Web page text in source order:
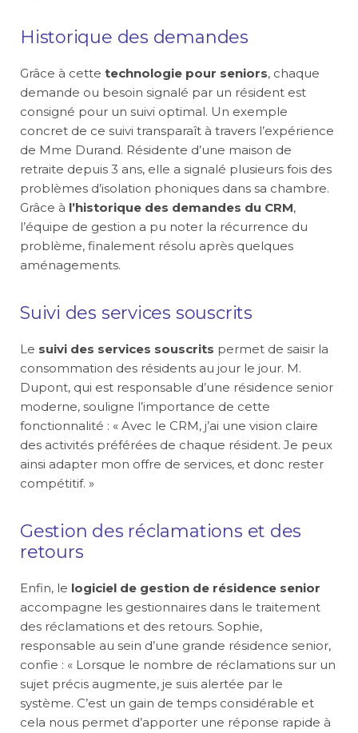
Historique des demandes
Grâce à cette technologie pour seniors, chaque
demande ou besoin signalé par un résident est
consigné pour un suivi optimal. Un exemple
concret de ce suivi transparaît à travers l’expérience
de Mme Durand. Résidente d’une maison de
retraite depuis 3 ans, elle a signalé plusieurs fois des
problèmes d’isolation phoniques dans sa chambre.
Grâce à l’historique des demandes du CRM,
l’équipe de gestion a pu noter la récurrence du
problème, finalement résolu après quelques
aménagements.
Suivi des services souscrits
Le suivi des services souscrits permet de saisir la
consommation des résidents au jour le jour. M.
Dupont, qui est responsable d’une résidence senior
moderne, souligne l’importance de cette
fonctionnalité : « Avec le CRM, j’ai une vision claire
des activités préférées de chaque résident. Je peux
ainsi adapter mon offre de services, et donc rester
compétitif. »
Gestion des réclamations et des
retours
Enfin, le logiciel de gestion de résidence senior
accompagne les gestionnaires dans le traitement
des réclamations et des retours. Sophie,
responsable au sein d’une grande résidence senior,
confie : « Lorsque le nombre de réclamations sur un
sujet précis augmente, je suis alertée par le
système. C’est un gain de temps considérable et
cela nous permet d’apporter une réponse rapide à